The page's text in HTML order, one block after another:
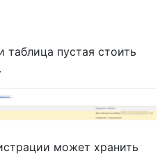
таблица пустая стоить
может хранить